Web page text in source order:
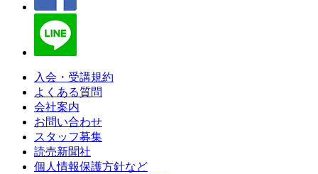
入会・受講規約
よくある質問
会社案内
お問い合わせ
スタッフ募集
読売新聞社
個人情報保護方針など